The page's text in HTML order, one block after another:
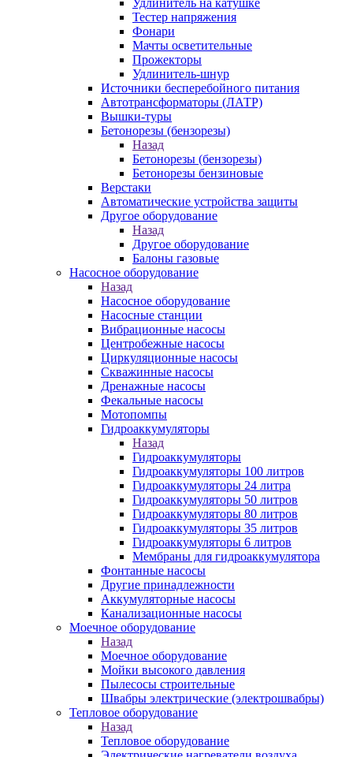
Удлинитель на катушке
Тестер напряжения
Фонари
Мачты осветительные
Прожекторы
Удлинитель-шнур
Источники бесперебойного питания
Автотрансформаторы (ЛАТР)
Вышки-туры
Бетонорезы (бензорезы)
Назад
Бетонорезы (бензорезы)
Бетонорезы бензиновые
Верстаки
Автоматические устройства защиты
Другое оборудование
Назад
Другое оборудование
Балоны газовые
Насосное оборудование
Назад
Насосное оборудование
Насосные станции
Вибрационные насосы
Центробежные насосы
Циркуляционные насосы
Скважинные насосы
Дренажные насосы
Фекальные насосы
Мотопомпы
Гидроаккумуляторы
Назад
Гидроаккумуляторы
Гидроаккумуляторы 100 литров
Гидроаккумуляторы 24 литра
Гидроаккумуляторы 50 литров
Гидроаккумуляторы 80 литров
Гидроаккумуляторы 35 литров
Гидроаккумуляторы 6 литров
Мембраны для гидроаккумулятора
Фонтанные насосы
Другие принадлежности
Аккумуляторные насосы
Канализационные насосы
Моечное оборудование
Назад
Моечное оборудование
Мойки высокого давления
Пылесосы строительные
Швабры электрические (электрошвабры)
Тепловое оборудование
Назад
Тепловое оборудование